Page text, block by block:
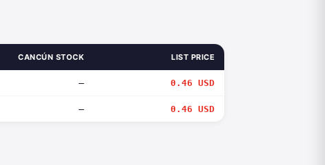
CANCÚN STOCK LIST PRICE
— 0.46 USD
— 0.46 USD